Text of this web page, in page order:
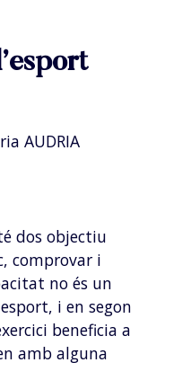
AUDRIA
dos objectiu
comprovar i
no és un
i en segon
beneficia a
amb alguna